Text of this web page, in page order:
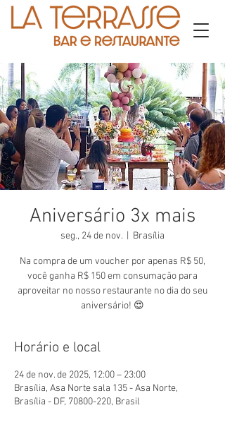
Aniversário 3x mais
seg., 24 de nov. Brasília
Na compra de um voucher por apenas R$ 50,
você ganha R$ 150 em consumação para
aproveitar no nosso restaurante no dia do seu
aniversário! 😍
Horário e local
24 de nov. de 2025, 12:00 – 23:00
Brasília, Asa Norte sala 135 - Asa Norte,
Brasília - DF, 70800-220, Brasil